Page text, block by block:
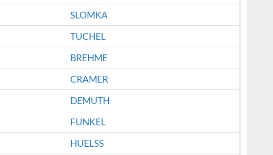
SLOMKA
TUCHEL
BREHME
CRAMER
DEMUTH
FUNKEL
HUELSS